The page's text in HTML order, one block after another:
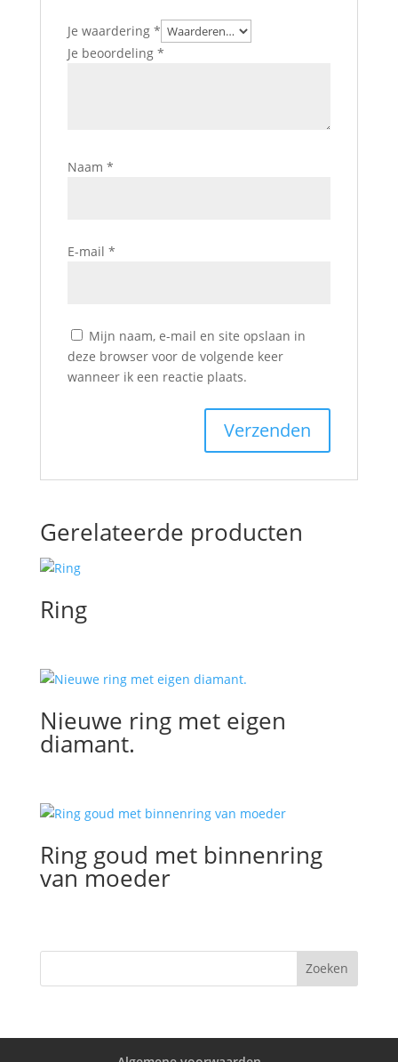
Je waardering *
Je beoordeling *
Naam *
E-mail *
Mijn naam, e-mail en site opslaan in
deze browser voor de volgende keer
wanneer ik een reactie plaats.
Gerelateerde producten
Ring
Nieuwe ring met eigen
diamant.
Ring goud met binnenring
van moeder